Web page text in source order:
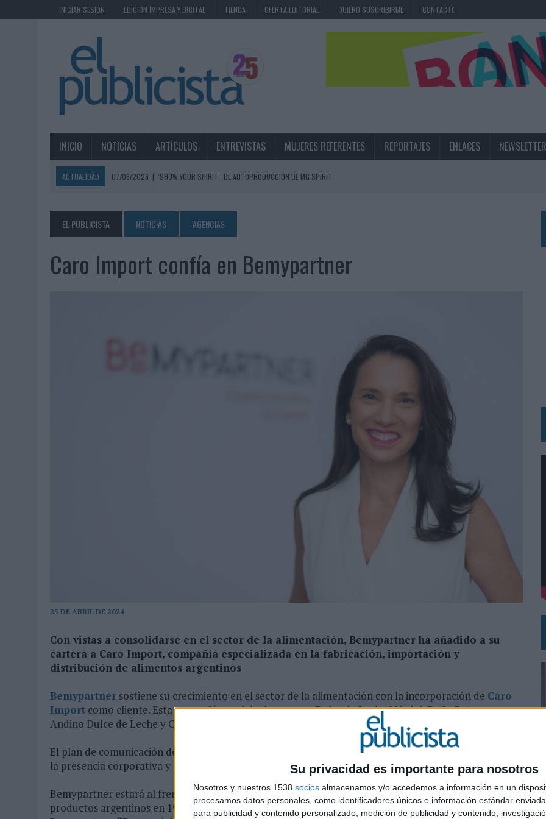
Su privacidad es importante para nosotros
Nosotros y nuestros 1538 socios almacenamos y/o accedemos a información en un
procesamos datos personales, como identificadores únicos e información estándar
para publicidad y contenido personalizado, medición de publicidad y contenido,
INICIAR SESIÓN EDICIÓN IMPRESA Y DIGITAL TIENDA OFERTA EDITORIAL QUIERO SUSCRIBIRME CONTACTO
INICIO NOTICIAS ARTÍCULOS ENTREVISTAS MUJERES REFERENTES REPORTAJES ENLACES NEWSLETTER
ACTUALIDAD 07/08/2026 | ‘SHOW YOUR SPIRIT’, DE AUTOPRODUCCIÓN DE MG SPIRIT
07/08/2026 | MG SPIRIT RELANZA SU MARCA CON UNA ESTRATEGIA 360º CENTRADA EN EL ORIGEN BARCELONÉS
07/08/2026
PATRÓN CONVIERTE EL NUEVO SINGLE DE ARÓN PIPER EN UNA EXPERIENCIA DE MARCA EN IBIZA
07/08/2026 | EL VERANO PONE A PRUEBA LA ESTRATEGIA DIGITAL DE LAS MARCAS
‘LA VUELTA’, DE FENOMENAL PARA MÁLAGA CF
SIETE DE CADA DIEZ EMPRESAS ESPAÑOLAS NO INTEGRAN LA INFANCIA EN SU ESTRATEGIA
LA TELEVISIÓN SIGUE LIDERANDO EL CONSUMO DE MEDIOS EN VERANO Y SUPERA AL MÓVIL COMO DISPOSITIVO MÁS UTILIZADO
SYSTEM1 NOMBRA A KIMBERLY BASTONI COMO NUEVA DIRECTORA COMERCIAL GLOBAL
FRIGO Y UNIQLO LANZAN UNA COLECCIÓN PERSONALIZABLE INSPIRADA EN CORNETTO, CALIPPO Y SOLERO
BEON WORLDWIDE LANZA RAÍZ URBANA PARA TRANSFORMAR EL PATRIMONIO HISTÓRICO EN ACTIVOS CULTURALES Y ECONÓMICOS
FABRA COMUNICACIÓN INCORPORA A CASONÁ Y ASUME LA GESTIÓN DE SUS RELACIONES CON LOS MEDIOS
LOPESAN HOTELS & RESORTS ACERCA EL PARAÍSO CANARIO EN SU ÚLTIMA CAMPAÑA INTERNACIONAL
LUIS ARQUILLOS (BURGO DE ARIAS): “LA CONSTRUCCIÓN DE MARCA A LARGO PLAZO Y LA MEDICIÓN SON DOS CARAS DE LA MISMA
EL PUBLICISTA NOTICIAS AGENCIAS
Caro Import confía en Bemypartner
25 DE ABRIL DE 2024
Con vistas a consolidarse en el sector de la alimentación, Bemypartner ha añadido a su
cartera a Caro Import, compañía especializada en la fabricación, importación y
distribución de alimentos argentinos
Bemypartner sostiene su crecimiento en el sector de la alimentación con la incorporación de Caro
Import como cliente. Esta compañía engloba las marcas Dulce de Leche Márdel, Doña Petrona,
Andino Dulce de Leche y Conaprole.
El plan de comunicación desarrollado para la marca se centra en la comunicación offline y potencia
la presencia corporativa y de las distintas líneas de producto de la compañía.
Bemypartner estará al frente de la comunicación de la firma que comenzó con la importación de
productos argentinos en 1991 en La Garriga, Barcelona. Para Montserrat Arias, fundadora y CEO de